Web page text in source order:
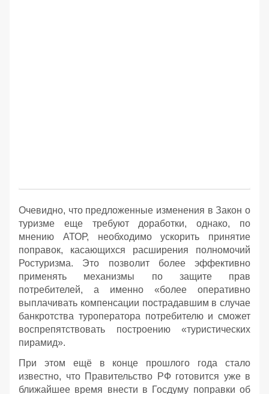
Очевидно, что предложенные изменения в Закон о
туризме еще требуют доработки, однако, по
мнению АТОР, необходимо ускорить принятие
поправок, касающихся расширения полномочий
Ростуризма. Это позволит более эффективно
применять механизмы по защите прав
потребителей, а именно «более оперативно
выплачивать компенсации пострадавшим в случае
банкротства туроператора потребителю и сможет
воспрепятствовать построению «туристических
пирамид».
При этом ещё в конце прошлого года стало
известно, что Правительство РФ готовится уже в
ближайшее время внести в Госдуму поправки об